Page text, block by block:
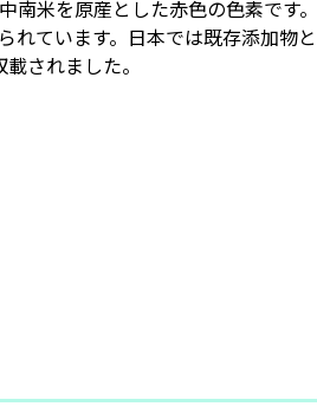
米を原産とした赤色の色素です。
れています。日本では既存添加物と
されました。